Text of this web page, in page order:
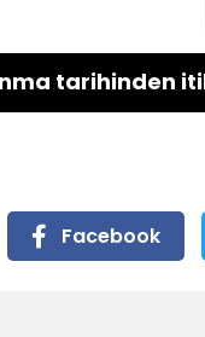
tarihinden
Facebook